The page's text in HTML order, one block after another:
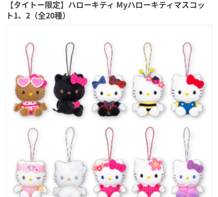
【タイトー限定】ハローキティ Myハローキティマスコッ
ト1、2（全20種）